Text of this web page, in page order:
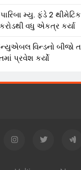
પારિબા મ્યુ. ફંડે 2
કરોડથી વધુ એકત્ર કર્યા
વિન્ડનો બીજો
પ્રવેશ કર્યો